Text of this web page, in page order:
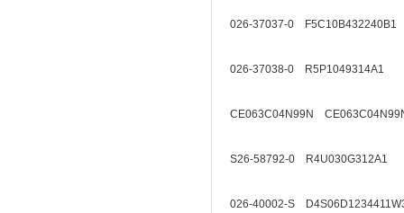
026-37037-0 F5C10B432240B1
026-37038-0 R5P1049314A1
CE063C04N99N
S26-58792-0 R4U030G312A1
026-40002-S